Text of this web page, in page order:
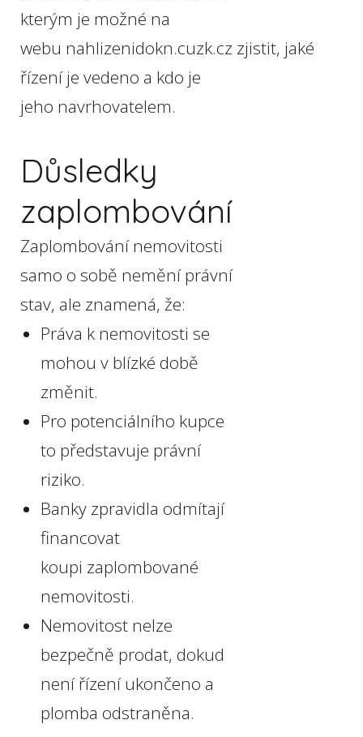
kterým je možné na
webu nahlizenidokn.cuzk.cz zjistit, jaké
řízení je vedeno a kdo je
jeho navrhovatelem.
Důsledky
zaplombování
Zaplombování nemovitosti
samo o sobě nemění právní
stav, ale znamená, že:
Práva k nemovitosti se
mohou v blízké době
změnit.
Pro potenciálního kupce
to představuje právní
riziko.
Banky zpravidla odmítají
financovat
koupi zaplombované
nemovitosti.
Nemovitost nelze
bezpečně prodat, dokud
není řízení ukončeno a
plomba odstraněna.